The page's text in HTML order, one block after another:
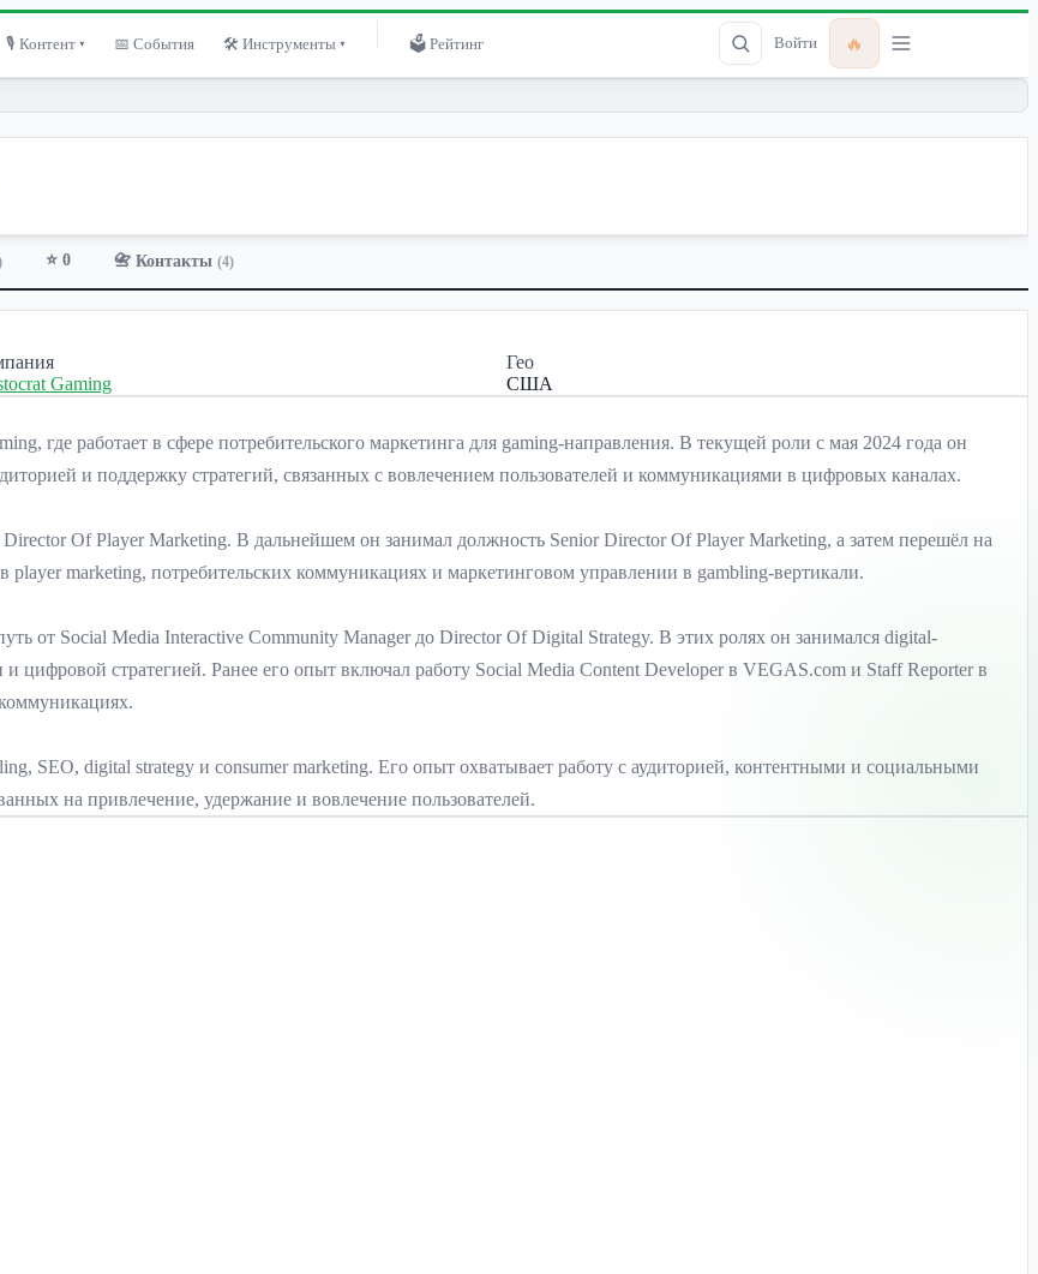
🎙 Контент ▾ 📅 События 🛠 Инструменты ▾ 🗳 Рейтинг Войти 🔥
⭐ 0 📇 Контакты (4)
Gaming
Гео
США
где работает в сфере потребительского маркетинга для gaming-направления. В текущей роли с мая 2024 года он
и поддержку стратегий, связанных с вовлечением пользователей и коммуникациями в цифровых каналах.
Of Player Marketing. В дальнейшем он занимал должность Senior Director Of Player Marketing, а затем перешёл на
player marketing, потребительских коммуникациях и маркетинговом управлении в gambling-вертикали.
от Social Media Interactive Community Manager до Director Of Digital Strategy. В этих ролях он занимался digital-
стратегией. Ранее его опыт включал работу Social Media Content Developer в VEGAS.com и Staff Reporter в
SEO, digital strategy и consumer marketing. Его опыт охватывает работу с аудиторией, контентными и социальными
на привлечение, удержание и вовлечение пользователей.